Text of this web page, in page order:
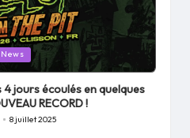
News
jours écoulés en quelques
RECORD !
8 juillet 2025